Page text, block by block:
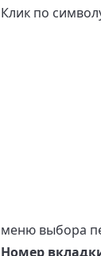
Клик по
меню выбора
Номер